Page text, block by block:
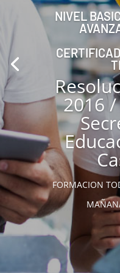
NIVEL
2016
FORMACION